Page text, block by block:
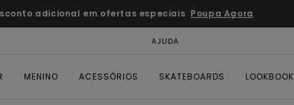
adicional em ofertas especiais Poupa Agora
AJUDA
MENINO ACESSÓRIOS SKATEBOARDS LOOKBOOK